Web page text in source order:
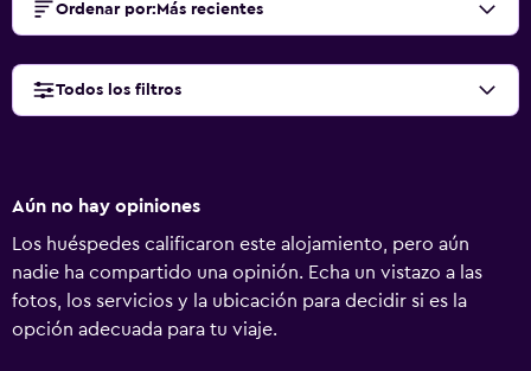
Ordenar por: Más recientes
Todos los filtros
Aún no hay opiniones
Los huéspedes calificaron este alojamiento, pero aún
nadie ha compartido una opinión. Echa un vistazo a las
fotos, los servicios y la ubicación para decidir si es la
opción adecuada para tu viaje.